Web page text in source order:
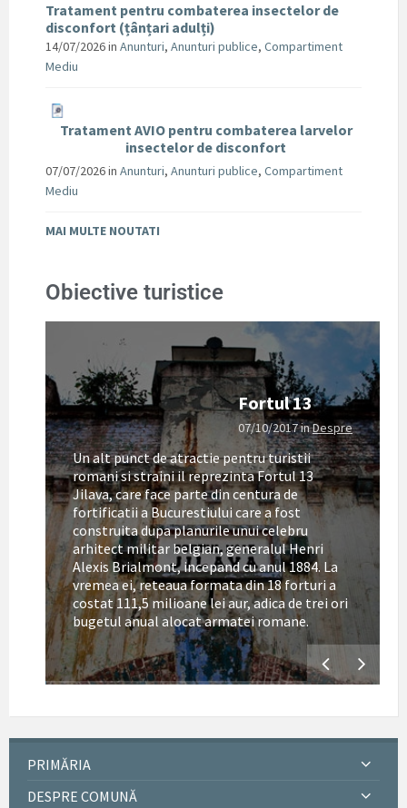
Tratament pentru combaterea insectelor de
disconfort (țânțari adulți)
14/07/2026in Anunturi, Anunturi publice, Compartiment
Mediu
Tratament AVIO pentru combaterea larvelor
insectelor de disconfort
07/07/2026in Anunturi, Anunturi publice, Compartiment
Mediu
MAI MULTE NOUTATI
Obiective turistice
Fortul 13
07/10/2017inDespre
Un alt punct de atractie pentru turistii
romani si straini il reprezinta Fortul 13
Jilava, care face parte din centura de
fortificatii a Bucurestiului care a fost
construita dupa planurile unui celebru
arhitect militar belgian, generalul Henri
Alexis Brialmont, incepand cu anul 1884. La
vremea ei, reteaua formata din 18 forturi a
costat 111,5 milioane lei aur, adica de trei ori
bugetul anual alocat armatei romane.
PRIMĂRIA
DESPRE COMUNĂ